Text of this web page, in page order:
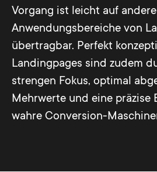
Vorgang ist leicht auf andere
Anwendungsbereiche von
übertragbar. Perfekt
Landingpages sind zudem
strengen Fokus, optimal
Mehrwerte und eine präzise
wahre Conversion-